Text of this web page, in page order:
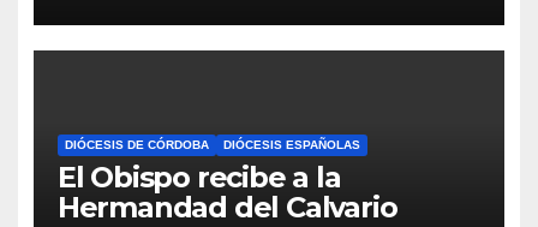
DIÓCESIS DE CÓRDOBA DIÓCESIS ESPAÑOLAS
El Obispo recibe a la
Hermandad del Calvario